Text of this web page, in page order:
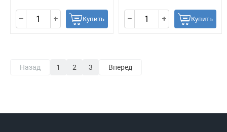
Купить Купить
Назад 1 2 3 Вперед